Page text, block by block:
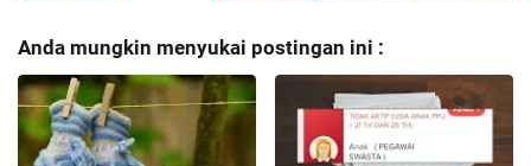
Anda mungkin menyukai postingan ini :